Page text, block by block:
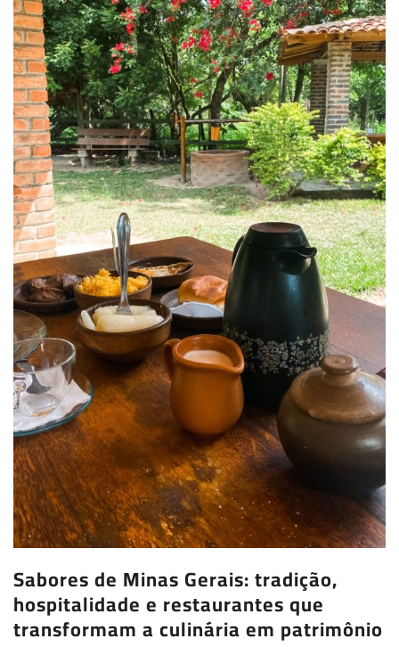
Sabores de Minas Gerais: tradição,
hospitalidade e restaurantes que
transformam a culinária em patrimônio